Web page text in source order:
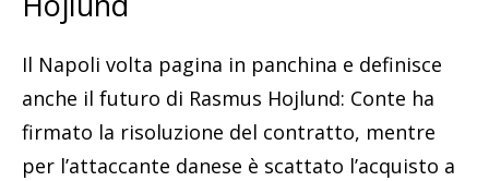
Il Napoli volta pagina in panchina e definisce
anche il futuro di Rasmus Hojlund: Conte ha
firmato la risoluzione del contratto, mentre
per l’attaccante danese è scattato l’acquisto a